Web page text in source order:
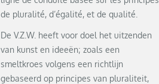
de pluralité, d’égalité, et de qualité.
De V.Z.W. heeft voor doel het uitzenden
van kunst en ideeën; zoals een
smeltkroes volgens een richtlijn
gebaseerd op principes van pluraliteit,